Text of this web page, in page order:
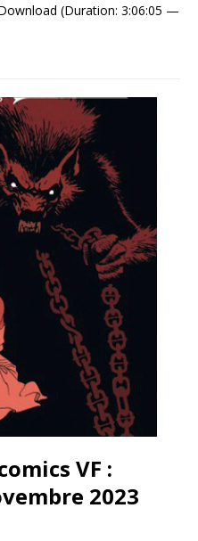
(Duration: 3:06:05 —
VF :
2023